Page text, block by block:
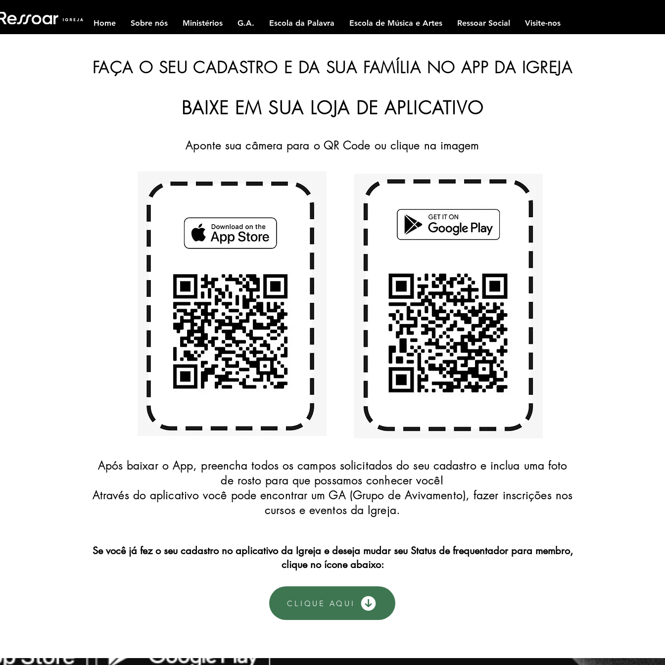
Home Sobre nós Ministérios G.A. Escola da Palavra Escola de Música e Artes Ressoar Social Visite-nos
FAÇA O SEU CADASTRO E DA SUA FAMÍLIA NO APP DA IGREJA
BAIXE EM SUA LOJA DE APLICATIVO
Aponte sua câmera para o QR Code ou clique na imagem
Após baixar o App, preencha todos os campos solicitados do seu cadastro e inclua uma foto
de rosto para que possamos conhecer você!
Através do aplicativo você pode encontrar um GA (Grupo de Avivamento), fazer inscrições nos
cursos e eventos da Igreja.
Se você já fez o seu cadastro no aplicativo da Igreja e deseja mudar seu Status de frequentador para membro,
clique no ícone abaixo:
CLIQUE AQUI